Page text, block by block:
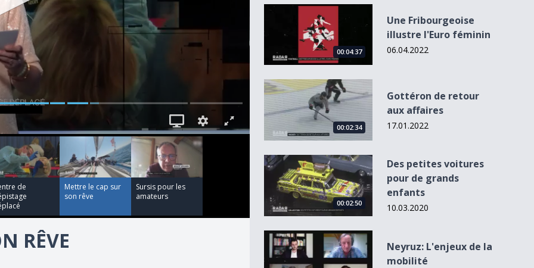
de
Mettre le cap sur
son rêve
Sursis pour les
amateurs
RÊVE
Une Fribourgeoise illustre l&#039;Euro féminin
00:04:37
Une Fribourgeoise
illustre l'Euro féminin
06.04.2022
Gottéron de retour aux affaires
00:02:34
Gottéron de retour
aux affaires
17.01.2022
Des petites voitures pour de grands enfants
00:02:50
Des petites voitures
pour de grands
enfants
10.03.2020
Neyruz: L&#039;enjeux de la mobilité
Neyruz: L'enjeux de la
mobilité